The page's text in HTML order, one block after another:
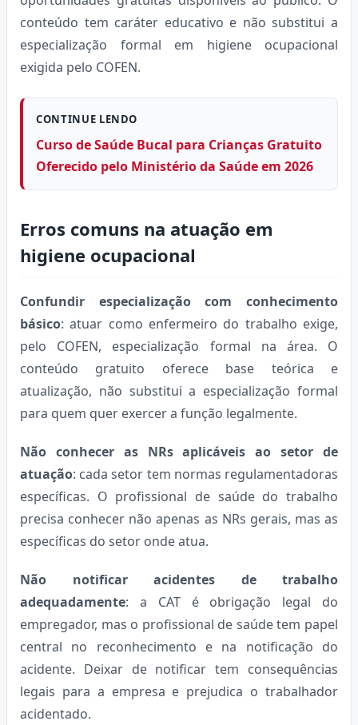
conteúdo tem caráter educativo e não substitui a
especialização formal em higiene ocupacional
exigida pelo COFEN.
CONTINUE LENDO
Curso de Saúde Bucal para Crianças Gratuito
Oferecido pelo Ministério da Saúde em 2026
Erros comuns na atuação em
higiene ocupacional
Confundir especialização com conhecimento
básico: atuar como enfermeiro do trabalho exige,
pelo COFEN, especialização formal na área. O
conteúdo gratuito oferece base teórica e
atualização, não substitui a especialização formal
para quem quer exercer a função legalmente.
Não conhecer as NRs aplicáveis ao setor de
atuação: cada setor tem normas regulamentadoras
específicas. O profissional de saúde do trabalho
precisa conhecer não apenas as NRs gerais, mas as
específicas do setor onde atua.
Não notificar acidentes de trabalho
adequadamente: a CAT é obrigação legal do
empregador, mas o profissional de saúde tem papel
central no reconhecimento e na notificação do
acidente. Deixar de notificar tem consequências
legais para a empresa e prejudica o trabalhador
acidentado.